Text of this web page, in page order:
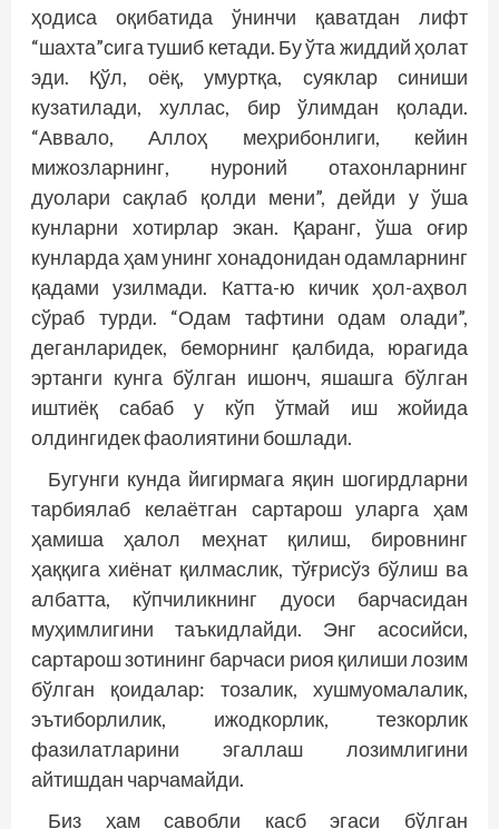
ҳодиса оқибатида ўнинчи қаватдан лифт
“шахта”сига тушиб кетади. Бу ўта жиддий ҳолат
эди. Қўл, оёқ, умуртқа, суяклар синиши
кузатилади, хуллас, бир ўлимдан қолади.
“Аввало, Аллоҳ меҳрибонлиги, кейин
мижозларнинг, нуроний отахонларнинг
дуолари сақлаб қолди мени”, дейди у ўша
кунларни хотирлар экан. Қаранг, ўша оғир
кунларда ҳам унинг хонадонидан одамларнинг
қадами узилмади. Катта-ю кичик ҳол-аҳвол
сўраб турди. “Одам тафтини одам олади”,
деганларидек, беморнинг қалбида, юрагида
эртанги кунга бўлган ишонч, яшашга бўлган
иштиёқ сабаб у кўп ўтмай иш жойида
олдингидек фаолиятини бошлади.
Бугунги кунда йигирмага яқин шогирдларни
тарбиялаб келаётган сартарош уларга ҳам
ҳамиша ҳалол меҳнат қилиш, бировнинг
ҳаққига хиёнат қилмаслик, тўғрисўз бўлиш ва
албатта, кўпчиликнинг дуоси барчасидан
муҳимлигини таъкидлайди. Энг асосийси,
сартарош зотининг барчаси риоя қилиши лозим
бўлган қоидалар: тозалик, хушмуомалалик,
эътиборлилик, ижодкорлик, тезкорлик
фазилатларини эгаллаш лозимлигини
айтишдан чарчамайди.
Биз ҳам савобли касб эгаси бўлган